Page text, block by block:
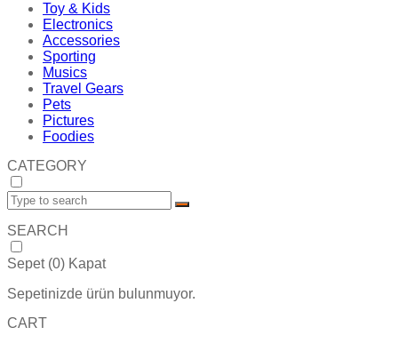
Toy & Kids
Electronics
Accessories
Sporting
Musics
Travel Gears
Pets
Pictures
Foodies
CATEGORY
SEARCH
Sepet (0) Kapat
Sepetinizde ürün bulunmuyor.
CART